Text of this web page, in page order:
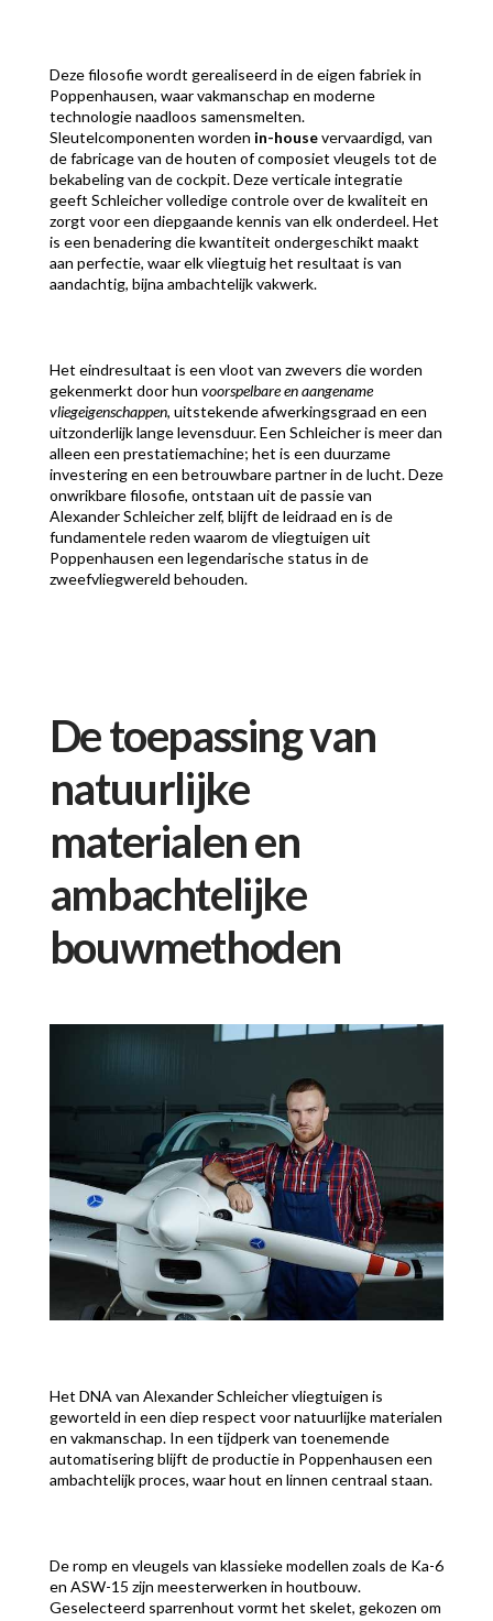
Deze filosofie wordt gerealiseerd in de eigen fabriek in
Poppenhausen, waar vakmanschap en moderne
technologie naadloos samensmelten.
Sleutelcomponenten worden in-housevervaardigd, van
de fabricage van de houten of composiet vleugels tot de
bekabeling van de cockpit. Deze verticale integratie
geeft Schleicher volledige controle over de kwaliteit en
zorgt voor een diepgaande kennis van elk onderdeel. Het
is een benadering die kwantiteit ondergeschikt maakt
aan perfectie, waar elk vliegtuig het resultaat is van
aandachtig, bijna ambachtelijk vakwerk.
Het eindresultaat is een vloot van zwevers die worden
gekenmerkt door hun voorspelbare en aangename
vliegeigenschappen, uitstekende afwerkingsgraad en een
uitzonderlijk lange levensduur. Een Schleicher is meer dan
alleen een prestatiemachine; het is een duurzame
investering en een betrouwbare partner in de lucht. Deze
onwrikbare filosofie, ontstaan uit de passie van
Alexander Schleicher zelf, blijft de leidraad en is de
fundamentele reden waarom de vliegtuigen uit
Poppenhausen een legendarische status in de
zweefvliegwereld behouden.
De toepassing van
natuurlijke
materialen en
ambachtelijke
bouwmethoden
Het DNA van Alexander Schleicher vliegtuigen is
geworteld in een diep respect voor natuurlijke materialen
en vakmanschap. In een tijdperk van toenemende
automatisering blijft de productie in Poppenhausen een
ambachtelijk proces, waar hout en linnen centraal staan.
De romp en vleugels van klassieke modellen zoals de Ka-6
en ASW-15 zijn meesterwerken in houtbouw.
Geselecteerd sparrenhout vormt het skelet, gekozen om